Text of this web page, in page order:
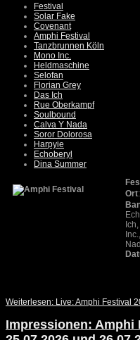
Festival
Solar Fake
Covenant
Amphi Festival
Tanzbrunnen Köln
Mono Inc.
Heldmaschine
Selofan
Florian Grey
Das Ich
Rue Oberkampf
Soulbound
Calva Y Nada
Soror Dolorosa
Harpyie
Echoberyl
Dina Summer
Ort:
Weiterlesen: Live: Amphi Festival
Impressionen: Amphi